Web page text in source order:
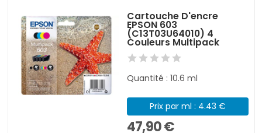
Cartouche D'encre
EPSON 603
(C13T03U64010) 4
Couleurs Multipack
Quantité : 10.6 ml
Prix par ml : 4.43 €
47,90 €